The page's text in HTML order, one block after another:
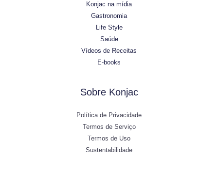
Konjac na mídia
Gastronomia
Life Style
Saúde
Vídeos de Receitas
E-books
Sobre Konjac
Política de Privacidade
Termos de Serviço
Termos de Uso
Sustentabilidade